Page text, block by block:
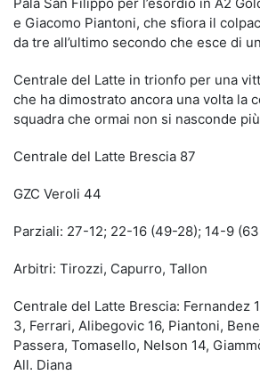
e Giacomo Piantoni, che sfiora il
da tre all’ultimo secondo che esce di
Centrale del Latte in trionfo per una
che ha dimostrato ancora una volta la
squadra che ormai non si nasconde
Centrale del Latte Brescia 87
GZC Veroli 44
Parziali: 27-12; 22-16 (49-28); 14-9
Arbitri: Tirozzi, Capurro, Tallon
Centrale del Latte Brescia: Fernandez
3, Ferrari, Alibegovic 16, Piantoni,
Passera, Tomasello, Nelson 14,
All. Diana